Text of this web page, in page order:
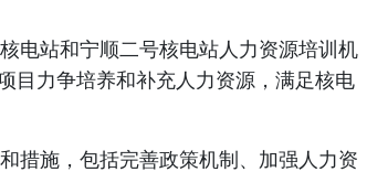
电站和宁顺二号核电站人力资源培训机
目力争培养和补充人力资源，满足核电
措施，包括完善政策机制、加强人力资